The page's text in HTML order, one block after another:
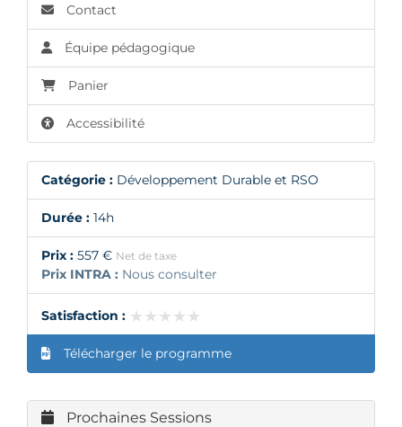
Contact
Équipe pédagogique
Panier
Accessibilité
Catégorie : Développement Durable et RSO
Durée : 14h
Prix : 557 € Net de taxe
Prix INTRA : Nous consulter
Satisfaction : ★★★★★
★★★★★
Télécharger le programme
Prochaines Sessions